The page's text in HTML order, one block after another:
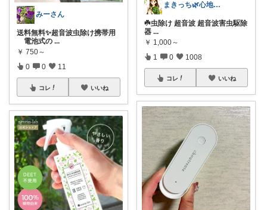
みーさん
送料無料✨️超音波虫除け携帯用
電池式の ...
￥ 750～
0 0 11
コレ いいね
まきっち🌿心地よい暮らし🌿
☘️虫除け 超音波 超音波害虫駆除
器 ...
￥ 1,000～
1 0 1008
コレ いいね